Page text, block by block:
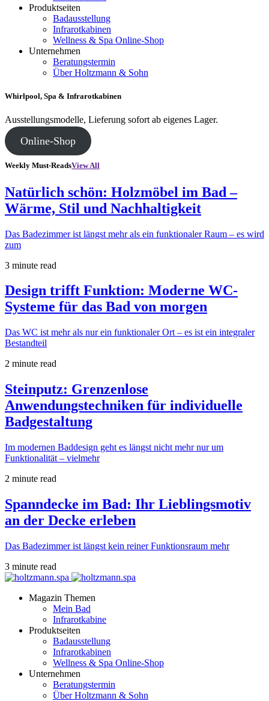
Produktseiten
Badausstellung
Infrarotkabinen
Wellness & Spa Online-Shop
Unternehmen
Beratungstermin
Über Holtzmann & Sohn
Whirlpool, Spa & Infrarotkabinen
Ausstellungsmodelle, Lieferung sofort ab eigenes Lager.
Online-Shop
Weekly Must-ReadsView All
Natürlich schön: Holzmöbel im Bad –
Wärme, Stil und Nachhaltigkeit
Das Badezimmer ist längst mehr als ein funktionaler Raum – es wird
zum
3 minute read
Design trifft Funktion: Moderne WC-
Systeme für das Bad von morgen
Das WC ist mehr als nur ein funktionaler Ort – es ist ein integraler
Bestandteil
2 minute read
Steinputz: Grenzenlose
Anwendungstechniken für individuelle
Badgestaltung
Im modernen Baddesign geht es längst nicht mehr nur um
Funktionalität – vielmehr
2 minute read
Spanndecke im Bad: Ihr Lieblingsmotiv
an der Decke erleben
Das Badezimmer ist längst kein reiner Funktionsraum mehr
3 minute read
Magazin Themen
Mein Bad
Infrarotkabine
Produktseiten
Badausstellung
Infrarotkabinen
Wellness & Spa Online-Shop
Unternehmen
Beratungstermin
Über Holtzmann & Sohn